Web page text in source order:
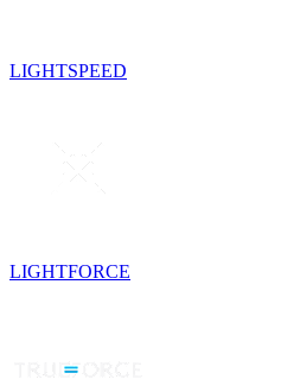
LIGHTSPEED
LIGHTFORCE